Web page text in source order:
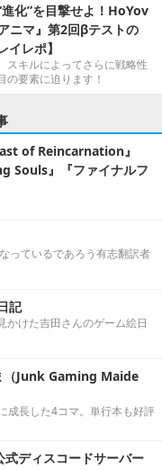
化”を目撃せよ！HoYov
ニマ』第2回βテストの
イレポ】
スキルによってさらに戦略性
の要素に迫ります！
of Reincarnation』
Souls』『ファイナルフ
っているであろう有志翻訳者
記
かけた吉田さんのゲーム絵日
（Junk Gaming Maide
成長した4コマ。単行本も好評
ディスコードサーバー